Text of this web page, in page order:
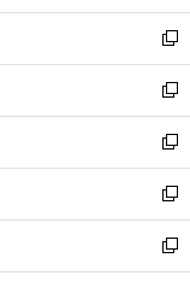
開
く
ウ
で
開
く
ン
ド
ウ
で
開
く
ウ
ィ
ン
ド
ウ
で
開
く
新
し
い
ウ
ィ
ン
ド
ウ
で
開
新
し
い
ウ
ィ
ン
ド
ウ
新
し
い
ウ
ィ
ン
新
し
い
ウ
新
し